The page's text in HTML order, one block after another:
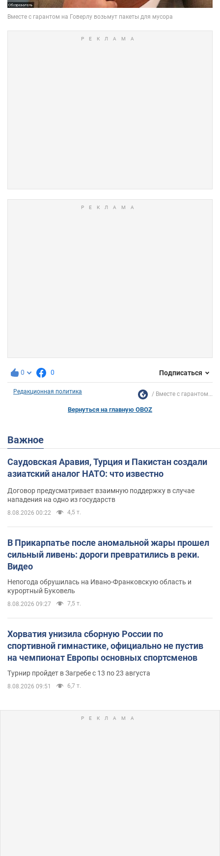
0 0 Подписаться
Редакционная политика Вместе с гарантом...
Вернуться на главную OBOZ
Важное
Саудовская Аравия, Турция и Пакистан создали
азиатский аналог НАТО: что известно
Договор предусматривает взаимную поддержку в случае
нападения на одно из государств
8.08.2026 00:22 4,5 т.
В Прикарпатье после аномальной жары прошел
сильный ливень: дороги превратились в реки.
Видео
Непогода обрушилась на Ивано-Франковскую область и
курортный Буковель
8.08.2026 09:27 7,5 т.
Хорватия унизила сборную России по
спортивной гимнастике, официально не пустив
на чемпионат Европы основных спортсменов
Турнир пройдет в Загребе с 13 по 23 августа
8.08.2026 09:51 6,7 т.